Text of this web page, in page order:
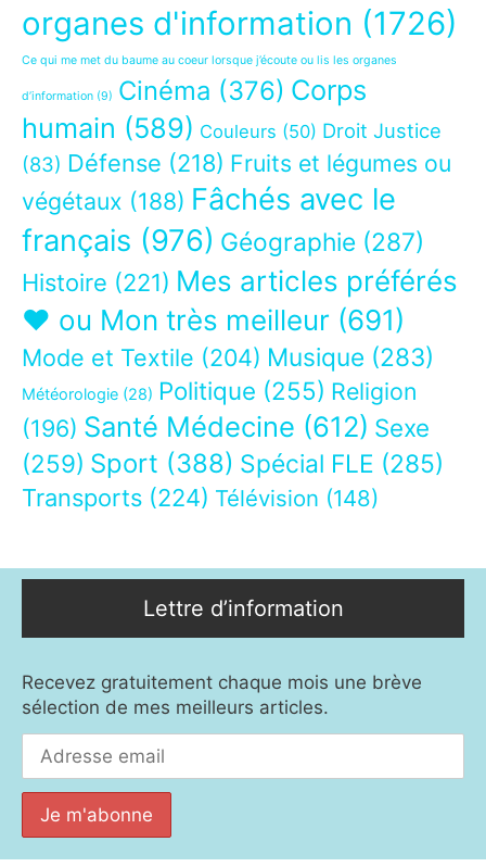
organes d'information (1726)
Ce qui me met du baume au coeur lorsque j’écoute ou lis les organes
d’information (9) Cinéma (376) Corps
humain (589) Couleurs (50) Droit Justice
(83) Défense (218) Fruits et légumes ou
végétaux (188) Fâchés avec le
français (976) Géographie (287)
Histoire (221) Mes articles préférés
❤ ou Mon très meilleur (691)
Mode et Textile (204) Musique (283)
Météorologie (28) Politique (255) Religion
(196) Santé Médecine (612) Sexe
(259) Sport (388) Spécial FLE (285)
Transports (224) Télévision (148)
Lettre d’information
Recevez gratuitement chaque mois une brève
sélection de mes meilleurs articles.